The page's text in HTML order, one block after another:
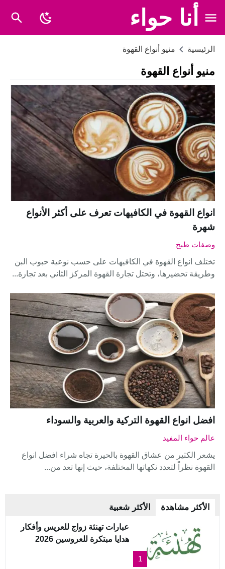
أنا حواء
الرئيسية منيو أنواع القهوة
منيو أنواع القهوة
انواع القهوة في الكافيهات تعرف على أكثر الأنواع
شهرة
وصفات طبخ
تختلف انواع القهوة في الكافيهات على حسب نوعية حبوب البن
وطريقة تحضيرها، وتحتل تجارة القهوة المركز الثاني بعد تجارة...
افضل انواع القهوة التركية والعربية والسوداء
عالم حواء المفيد
يشعر الكثير من عشاق القهوة بالحيرة تجاه شراء افضل انواع
القهوة نظراً لتعدد نكهاتها المختلفة، حيث إنها تعد من...
الأكثر مشاهدة الأكثر شعبية
1
عبارات تهنئة زواج للعريس وأفكار
هدايا مبتكرة للعروسين 2026